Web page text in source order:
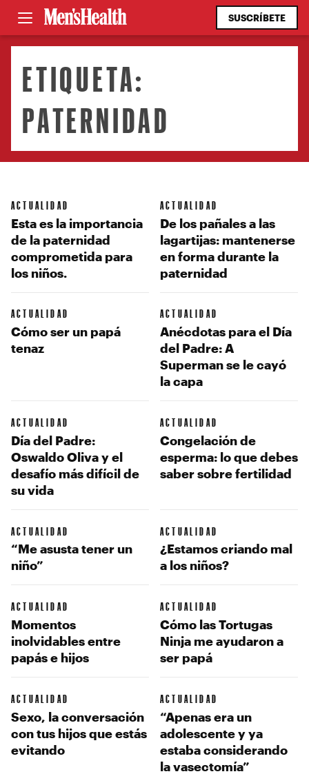
SUSCRÍBETE
ETIQUETA:
PATERNIDAD
ACTUALIDAD
Esta es la importancia
de la paternidad
comprometida para
los niños.
ACTUALIDAD
De los pañales a las
lagartijas: mantenerse
en forma durante la
paternidad
ACTUALIDAD
Cómo ser un papá
tenaz
ACTUALIDAD
Anécdotas para el Día
del Padre: A
Superman se le cayó
la capa
ACTUALIDAD
Día del Padre:
Oswaldo Oliva y el
desafío más difícil de
su vida
ACTUALIDAD
Congelación de
esperma: lo que debes
saber sobre fertilidad
ACTUALIDAD
“Me asusta tener un
niño”
ACTUALIDAD
¿Estamos criando mal
a los niños?
ACTUALIDAD
Momentos
inolvidables entre
papás e hijos
ACTUALIDAD
Cómo las Tortugas
Ninja me ayudaron a
ser papá
ACTUALIDAD
Sexo, la conversación
con tus hijos que estás
evitando
ACTUALIDAD
“Apenas era un
adolescente y ya
estaba considerando
la vasectomía”